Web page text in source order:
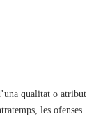
qualitat o atribut
les ofenses